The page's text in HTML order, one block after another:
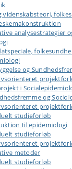
videnskabsteori,
analysestrategier
og
i
og
studieforløb
til epidemiologi
studieforløb
metoder
studieforløb